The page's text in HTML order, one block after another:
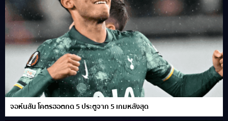
จอห์นสัน โคตรฮอตกด 5 ประตูจาก 5 เกมหลังสุด